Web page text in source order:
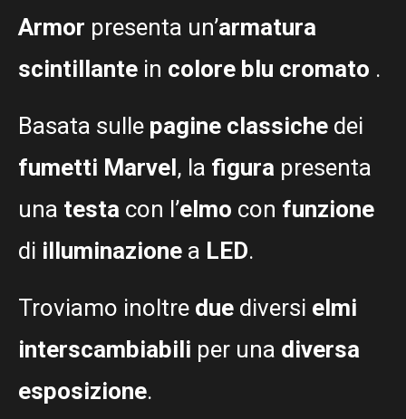
Armor presenta un’armatura
scintillante in colore blu cromato .
Basata sulle pagine classiche dei
fumetti Marvel, la figura presenta
una testa con l’elmo con funzione
di illuminazione a LED.
Troviamo inoltre due diversi elmi
interscambiabili per una diversa
esposizione.